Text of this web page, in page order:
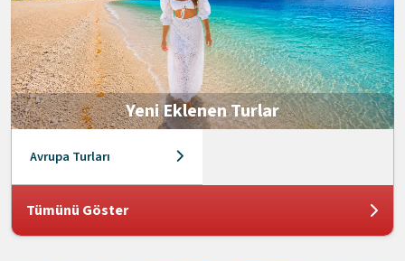
Yeni Eklenen Turlar
Avrupa Turları
Tümünü Göster